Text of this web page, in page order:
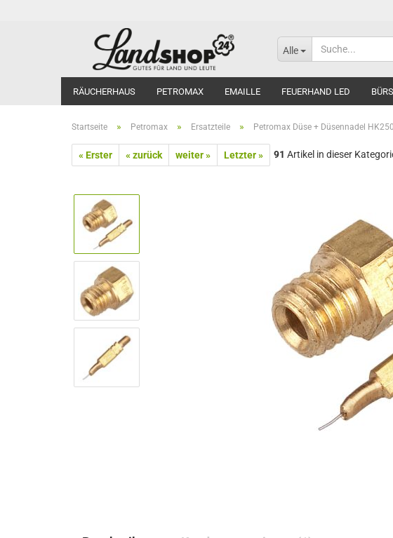
Alle
RÄUCHERHAUS PETROMAX EMAILLE FEUERHAND LED
Startseite » Petromax » Ersatzteile » Petromax Düse + Düsennadel HK250
« Erster « zurück weiter » Letzter » 91 Artikel in dieser